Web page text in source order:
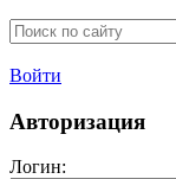
Войти
Авторизация
Логин: